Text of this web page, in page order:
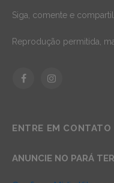
Siga, comente e
Reprodução permitida,
FacebookInstagram
ENTRE EM CONTATO
ANUNCIE NO PARÁ